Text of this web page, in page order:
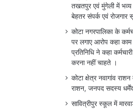
तखतपुर एवं मुंगेली में भव्य
बेहतर संपर्क एवं रोजगार
कोटा नगरपालिका के
पर लगाए आरोप कहा
प्रतिनिधि ने कहा
करना नहीं चाहते ।
कोटा क्षेत्र नवागांव
राशन, जनपद सदस्य
सावित्रीपुर स्कूल में